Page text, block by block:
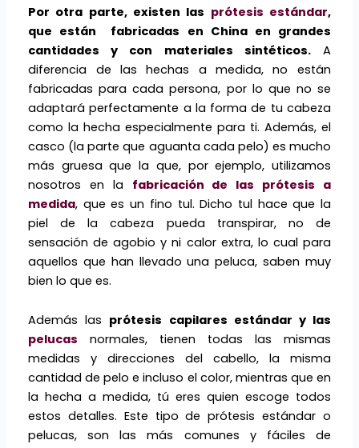
Por otra parte, existen las prótesis estándar,
que están fabricadas en China en grandes
cantidades y con materiales sintéticos.A
diferencia de las hechas a medida, no están
fabricadas para cada persona, por lo que no se
adaptará perfectamente a la forma de tu cabeza
como la hecha especialmente para ti. Además, el
casco (la parte que aguanta cada pelo) es mucho
más gruesa que la que, por ejemplo, utilizamos
nosotros en la fabricación de las prótesis a
medida, que es un fino tul. Dicho tul hace que la
piel de la cabeza pueda transpirar, no de
sensación de agobio y ni calor extra, lo cual para
aquellos que han llevado una peluca, saben muy
bien lo que es.
Además las prótesis capilares estándar y las
pelucas normales, tienen todas las mismas
medidas y direcciones del cabello, la misma
cantidad de pelo e incluso el color, mientras que en
la hecha a medida, tú eres quien escoge todos
estos detalles. Este tipo de prótesis estándar o
pelucas, son las más comunes y fáciles de